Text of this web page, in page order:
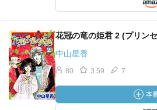
花冠の竜の姫君 2 (プリン
中山星香
80 3.59 7